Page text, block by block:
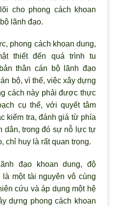
cho phong cách khoan
lãnh đạo.
phong cách khoan dung,
thiết đến quá trình tu
thân cán bộ lãnh đạo
bộ, vì thế, việc xây dựng
cách này phải được thực
cụ thể, với quyết tâm
kiểm tra, đánh giá từ phía
dân, trong đó sự nỗ lực tự
chỉ huy là rất quan trọng.
đạo khoan dung, độ
một tài nguyên vô cùng
cứu và áp dụng một hệ
dựng phong cách khoan